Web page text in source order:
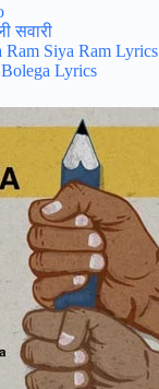
सवारी
Siya Ram Lyrics
Lyrics